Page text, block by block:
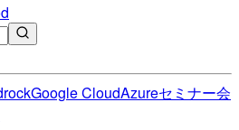
Google CloudAzureセミナー会